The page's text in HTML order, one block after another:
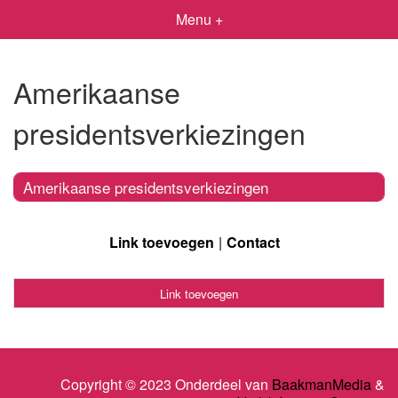
Menu +
Amerikaanse
presidentsverkiezingen
Amerikaanse presidentsverkiezingen
Link toevoegen Contact
Link toevoegen
Copyright © 2023 Onderdeel van BaakmanMedia&